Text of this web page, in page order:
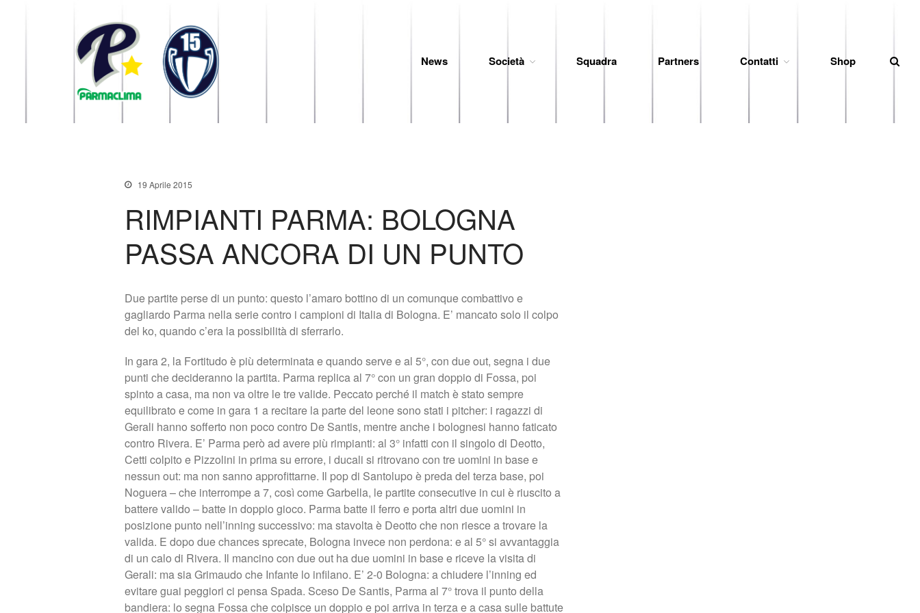
News
News Società Squadra Partners Contatti Shop
19 Aprile 2015
RIMPIANTI PARMA: BOLOGNA
PASSA ANCORA DI UN PUNTO
Due partite perse di un punto: questo l’amaro bottino di un comunque combattivo e
gagliardo Parma nella serie contro i campioni di Italia di Bologna. E’ mancato solo il colpo
del ko, quando c’era la possibilità di sferrarlo.
In gara 2, la Fortitudo è più determinata e quando serve e al 5°, con due out, segna i due
punti che decideranno la partita. Parma replica al 7° con un gran doppio di Fossa, poi
spinto a casa, ma non va oltre le tre valide. Peccato perché il match è stato sempre
equilibrato e come in gara 1 a recitare la parte del leone sono stati i pitcher: i ragazzi di
Gerali hanno sofferto non poco contro De Santis, mentre anche i bolognesi hanno faticato
contro Rivera. E’ Parma però ad avere più rimpianti: al 3° infatti con il singolo di Deotto,
Cetti colpito e Pizzolini in prima su errore, i ducali si ritrovano con tre uomini in base e
nessun out: ma non sanno approfittarne. Il pop di Santolupo è preda del terza base, poi
Noguera – che interrompe a 7, così come Garbella, le partite consecutive in cui è riuscito a
battere valido – batte in doppio gioco. Parma batte il ferro e porta altri due uomini in
posizione punto nell’inning successivo: ma stavolta è Deotto che non riesce a trovare la
valida. E dopo due chances sprecate, Bologna invece non perdona: e al 5° si avvantaggia
di un calo di Rivera. Il mancino con due out ha due uomini in base e riceve la visita di
Gerali: ma sia Grimaudo che Infante lo infilano. E’ 2-0 Bologna: a chiudere l’inning ed
evitare guai peggiori ci pensa Spada. Sceso De Santis, Parma al 7° trova il punto della
bandiera: lo segna Fossa che colpisce un doppio e poi arriva in terza e a casa sulle battute